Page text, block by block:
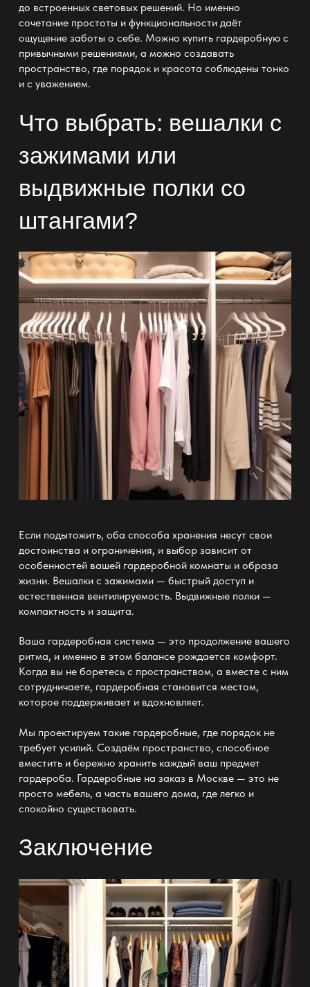
до встроенных световых решений. Но именно
сочетание простоты и функциональностидаёт
ощущение заботы о себе. Можно купить гардеробнуюс
привычными решениями, а можно создавать
пространство, где порядок и красота соблюдены тонко
и с уважением.
Что выбрать: вешалки с
зажимами или
выдвижные полки со
штангами?
Если подытожить, оба способа хранения несут свои
достоинства и ограничения, и выбор зависит от
особенностей вашей гардеробной комнаты и образа
жизни. Вешалки с зажимами — быстрый доступ и
естественная вентилируемость. Выдвижные полки —
компактность и защита.
Ваша гардеробная система — это продолжение вашего
ритма, и именно в этом балансе рождается комфорт.
Когда вы не боретесь с пространством, а вместе с ним
сотрудничаете, гардеробная становится местом,
которое поддерживает и вдохновляет.
Мы проектируем такие гардеробные, где порядок не
требует усилий. Создаём пространство, способное
вместить и бережно хранить каждый ваш предмет
гардероба. Гардеробные на заказ в Москве — это не
просто мебель, а часть вашего дома, где легко и
спокойно существовать.
Заключение